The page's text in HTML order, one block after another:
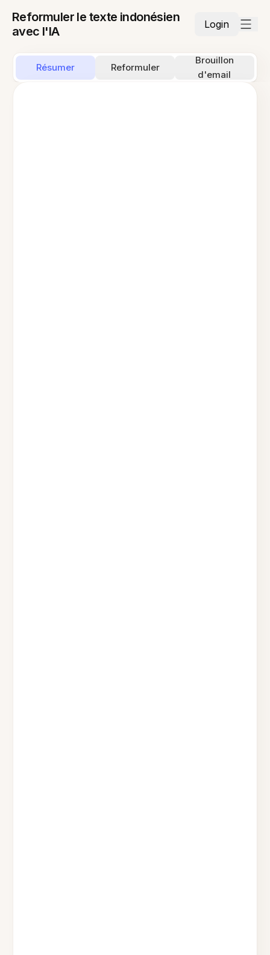
Reformuler le texte indonésien
avec l'IA
Login
Résumer Reformuler
Brouillon
d'email